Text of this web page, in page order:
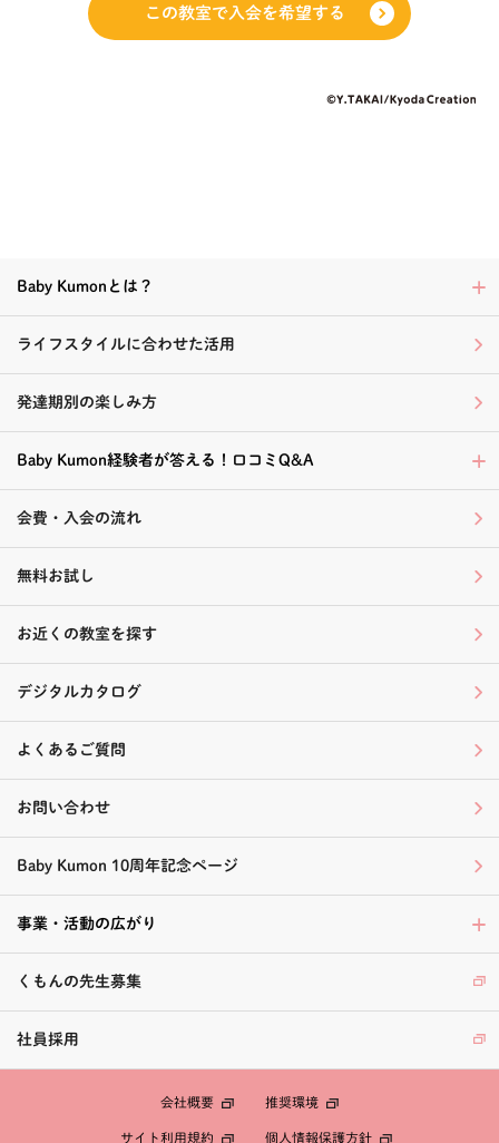
この教室で入会を希望する
Baby Kumonとは？
ライフスタイルに合わせた活用
発達期別の楽しみ方
Baby Kumon経験者が答える！口コミQ&A
会費・入会の流れ
無料お試し
お近くの教室を探す
デジタルカタログ
よくあるご質問
お問い合わせ
Baby Kumon 10周年記念ページ
事業・活動の広がり
くもんの先生募集
社員採用
会社概要 推奨環境
サイト利用規約 個人情報保護方針